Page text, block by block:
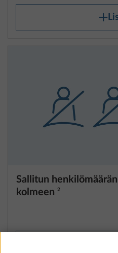
Sallitun
kolmeen 2